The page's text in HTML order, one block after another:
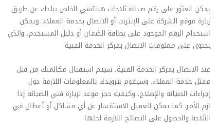
يمكن العثور على رقم صيانة ثلاجات هيتاشي الخاص ببلدك عن طريق
زيارة موقع الشركة على الإنترنت أو الاتصال بخدمة العملاء. ويمكن
استخدام الرقم الموجود على بطاقة الضمان أو دليل المستخدم، والذي
يحتوي على معلومات الاتصال بمركز الخدمة الفنية.
عند الاتصال بمركز الخدمة الفنية، سيتم استقبال مكالمتك من قبل
ممثل خدمة العملاء، وسيقوم بتزويدك بالمعلومات اللازمة حول
إجراءات الصيانة والإصلاح، وكيفية حجز موعد لزيارة فني الصيانة إذا
لزم الأمر. كما يمكن للعميل الاستفسار عن أي مشاكل أو أعطال في
الثلاجة والحصول على النصائح اللازمة لحلها.